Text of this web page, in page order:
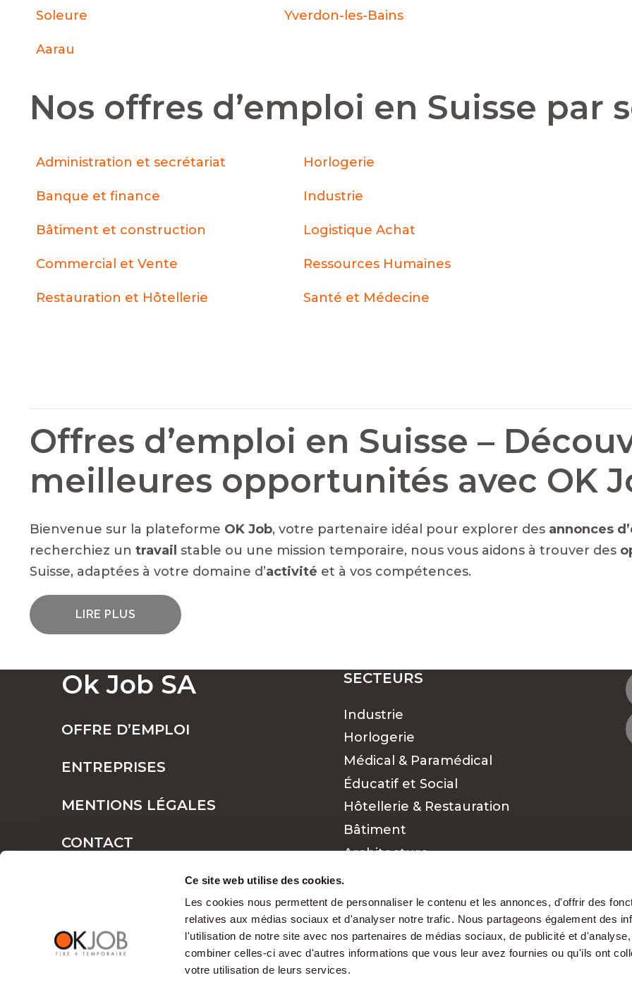
Ce site web utilise des cookies.
Les cookies nous permettent de personnaliser le contenu et les annonces, d'offrir des
relatives aux médias sociaux et d'analyser notre trafic. Nous partageons également des
l'utilisation de notre site avec nos partenaires de médias sociaux, de publicité et
combiner celles-ci avec d'autres informations que vous leur avez fournies ou qu'ils ont
votre utilisation de leurs services.
Soleure Yverdon-les-Bains
Aarau
Nos offres d’emploi en Suisse par
Administration et secrétariat Horlogerie
Banque et finance Industrie
Bâtiment et construction Logistique Achat
Commercial et Vente Ressources Humaines
Restauration et Hôtellerie Santé et Médecine
Offres d’emploi en Suisse –
meilleures opportunités avec OK
Bienvenue sur la plateforme OK Job, votre partenaire idéal pour explorer des annonces
recherchiez un travail stable ou une mission temporaire, nous vous aidons à trouver des
Suisse, adaptées à votre domaine d’activité et à vos compétences.
LIRE PLUS
POSTES FIXES OU TEMPORAIRES : TROUVEZ LE TRAVAIL QUI VOUS CONVIENT
POURQUOI CHOISIR OK JOB POUR VOS RECHERCHES D'EMPLOIS ?
Des opportunités pour chaque
professionnel
Chez OK Job, nous croyons que chaque talent mérite d’être reconnu. Grâce à notre
compréhension approfondie des
fonctions et des besoins des entreprises, nous
Ok Job SA
OFFRE D’EMPLOI
ENTREPRISES
MENTIONS LÉGALES
CONTACT
SECTEURS
Industrie
Horlogerie
Médical & Paramédical
Éducatif et Social
Hôtellerie & Restauration
Bâtiment
Architecture
Finance
Cadres